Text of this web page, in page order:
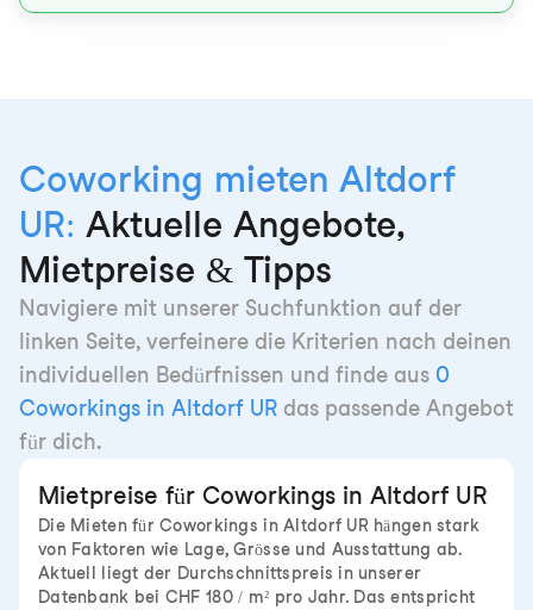
Coworking mieten Altdorf
UR: Aktuelle Angebote,
Mietpreise & Tipps
Navigiere mit unserer Suchfunktion auf der
linken Seite, verfeinere die Kriterien nach deinen
individuellen Bedürfnissen und finde aus 0
Coworkings in Altdorf UR das passende Angebot
für dich.
Mietpreise für Coworkings in Altdorf UR
Die Mieten für Coworkings in Altdorf UR hängen stark
von Faktoren wie Lage, Grösse und Ausstattung ab.
Aktuell liegt der Durchschnittspreis in unserer
Datenbank bei CHF 180 / m² pro Jahr. Das entspricht